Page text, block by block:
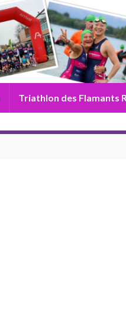
Triathlon des Flamants